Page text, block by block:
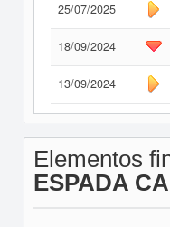
25/07/2025
18/09/2024
13/09/2024
Elementos
ESPADA